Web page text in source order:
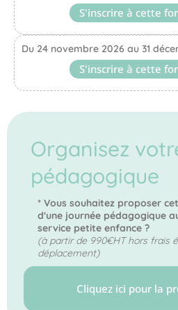
S'inscrire à cette
Du 24 novembre 2026 au 31
S'inscrire à cette
Organisez
pédagogique
* Vous souhaitez proposer
d'une journée pédagogique
service petite enfance ?
(à partir de 990€HT hors frais
déplacement)
Cliquez ici pour la